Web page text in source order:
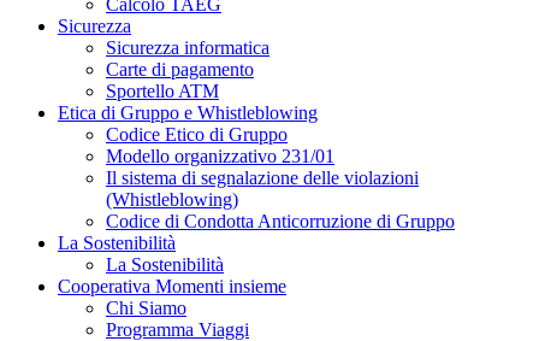
Calcolo TAEG
Sicurezza
Sicurezza informatica
Carte di pagamento
Sportello ATM
Etica di Gruppo e Whistleblowing
Codice Etico di Gruppo
Modello organizzativo 231/01
Il sistema di segnalazione delle violazioni
(Whistleblowing)
Codice di Condotta Anticorruzione di Gruppo
La Sostenibilità
La Sostenibilità
Cooperativa Momenti insieme
Chi Siamo
Programma Viaggi